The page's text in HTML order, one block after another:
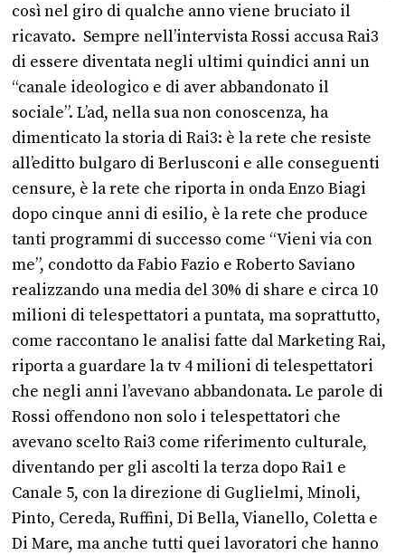
così nel giro di qualche anno viene bruciato il
ricavato. Sempre nell’intervista Rossi accusa Rai3
di essere diventata negli ultimi quindici anni un
“canale ideologico e di aver abbandonato il
sociale”. L’ad, nella sua non conoscenza, ha
dimenticato la storia di Rai3: è la rete che resiste
all’editto bulgaro di Berlusconi e alle conseguenti
censure, è la rete che riporta in onda Enzo Biagi
dopo cinque anni di esilio, è la rete che produce
tanti programmi di successo come “Vieni via con
me”, condotto da Fabio Fazio e Roberto Saviano
realizzando una media del 30% di share e circa 10
milioni di telespettatori a puntata, ma soprattutto,
come raccontano le analisi fatte dal Marketing Rai,
riporta a guardare la tv 4 milioni di telespettatori
che negli anni l’avevano abbandonata. Le parole di
Rossi offendono non solo i telespettatori che
avevano scelto Rai3 come riferimento culturale,
diventando per gli ascolti la terza dopo Rai1 e
Canale 5, con la direzione di Guglielmi, Minoli,
Pinto, Cereda, Ruffini, Di Bella, Vianello, Coletta e
Di Mare, ma anche tutti quei lavoratori che hanno